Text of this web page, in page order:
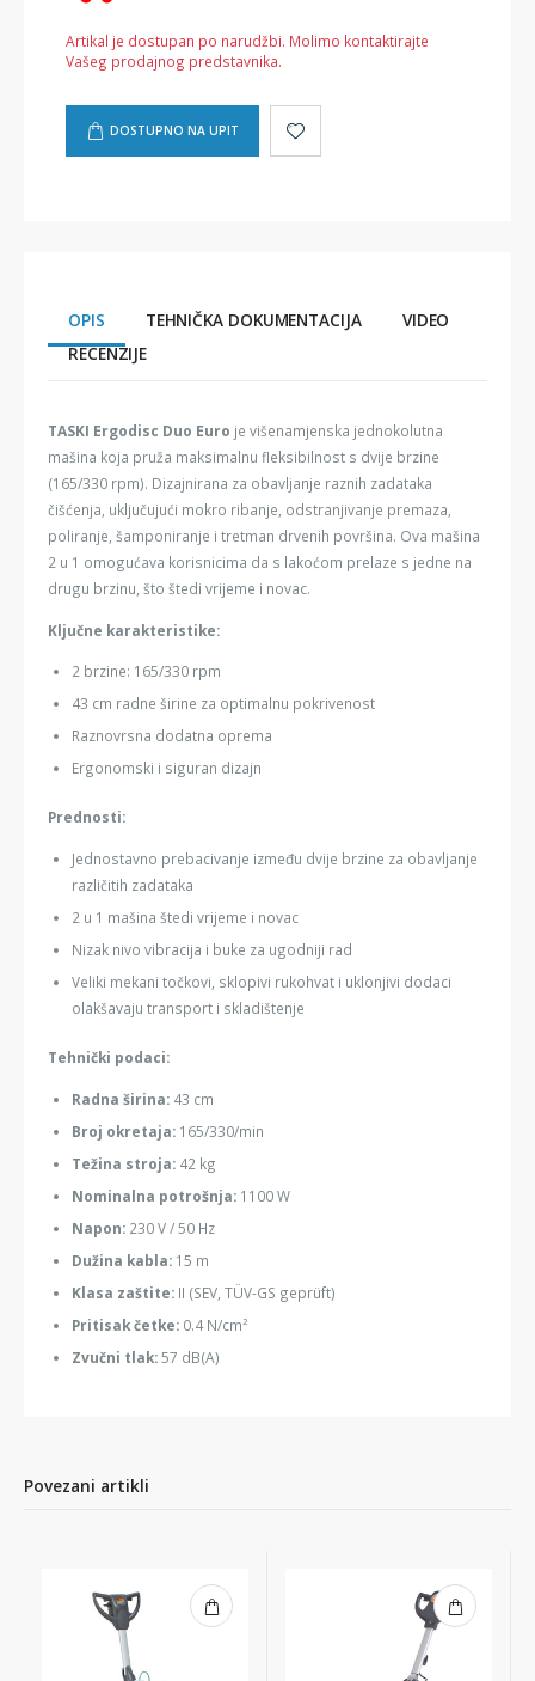
Artikal je dostupan po narudžbi. Molimo kontaktirajte
Vašeg prodajnog predstavnika.
DOSTUPNO NA UPIT
OPIS TEHNIČKA DOKUMENTACIJA
VIDEO
RECENZIJE
TASKI Ergodisc Duo Euro je višenamjenska jednokolutna
mašina koja pruža maksimalnu fleksibilnost s dvije brzine
(165/330 rpm). Dizajnirana za obavljanje raznih zadataka
čišćenja, uključujući mokro ribanje, odstranjivanje premaza,
poliranje, šamponiranje i tretman drvenih površina. Ova mašina
2 u 1 omogućava korisnicima da s lakoćom prelaze s jedne na
drugu brzinu, što štedi vrijeme i novac.
Ključne karakteristike:
2 brzine: 165/330 rpm
43 cm radne širine za optimalnu pokrivenost
Raznovrsna dodatna oprema
Ergonomski i siguran dizajn
Prednosti:
Jednostavno prebacivanje između dvije brzine za obavljanje
različitih zadataka
2 u 1 mašina štedi vrijeme i novac
Nizak nivo vibracija i buke za ugodniji rad
Veliki mekani točkovi, sklopivi rukohvat i uklonjivi dodaci
olakšavaju transport i skladištenje
Tehnički podaci:
Radna širina: 43 cm
Broj okretaja: 165/330/min
Težina stroja: 42 kg
Nominalna potrošnja: 1100 W
Napon: 230 V / 50 Hz
Dužina kabla: 15 m
Klasa zaštite: II (SEV, TÜV-GS geprüft)
Pritisak četke: 0.4 N/cm²
Zvučni tlak:57 dB(A)
Povezani artikli